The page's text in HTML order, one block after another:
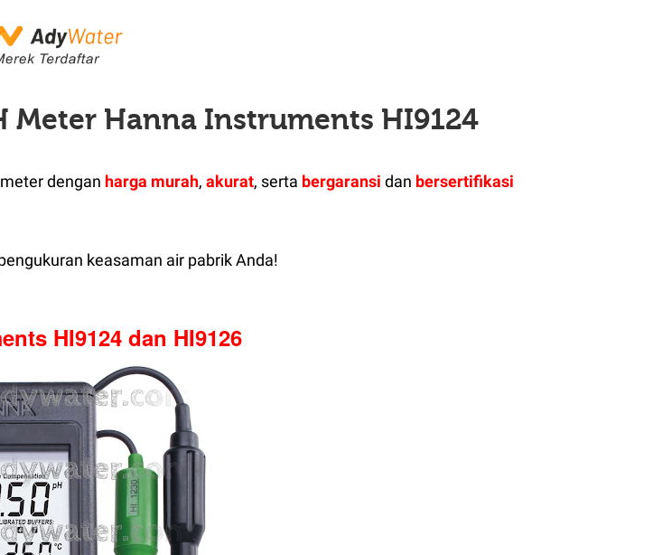
Meter Hanna Instruments HI9124
dengan harga murah, akurat, serta bergaransi dan bersertifikasi
keasaman air pabrik Anda!
HI9124 dan HI9126